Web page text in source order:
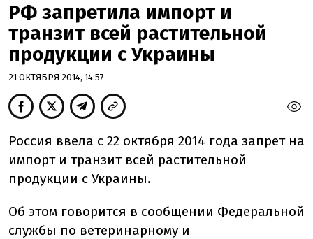
РФ запретила импорт и
транзит всей растительной
продукции с Украины
21 ОКТЯБРЯ 2014, 14:57
Россия ввела с 22 октября 2014 года запрет на
импорт и транзит всей растительной
продукции с Украины.
Об этом говорится в сообщении Федеральной
службы по ветеринарному и